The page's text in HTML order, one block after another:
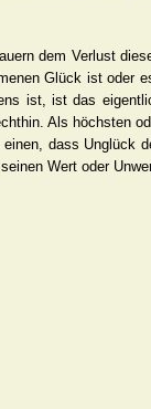
dem Verlust
Glück ist oder
ist, ist das
Als höchsten
dass Unglück
Wert oder